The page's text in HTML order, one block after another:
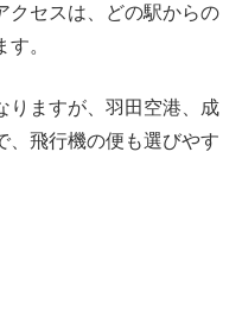
クセスは、どの駅からの
。
りますが、羽田空港、成
、飛行機の便も選びやす